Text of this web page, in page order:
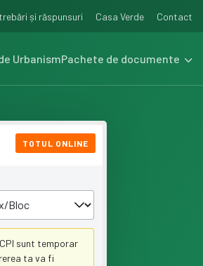
și răspunsuri Casa Verde Contact
UrbanismPachete de documente
TOTUL ONLINE
sunt temporar
ta va fi